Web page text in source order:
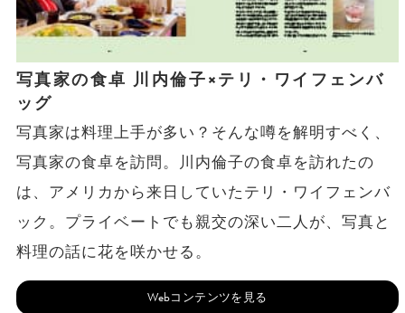
写真家の食卓 川内倫子×テリ・ワイフェンバ
ッグ
写真家は料理上手が多い？そんな噂を解明すべく、
写真家の食卓を訪問。川内倫子の食卓を訪れたの
は、アメリカから来日していたテリ・ワイフェンバ
ック。プライベートでも親交の深い二人が、写真と
料理の話に花を咲かせる。
Webコンテンツを見る